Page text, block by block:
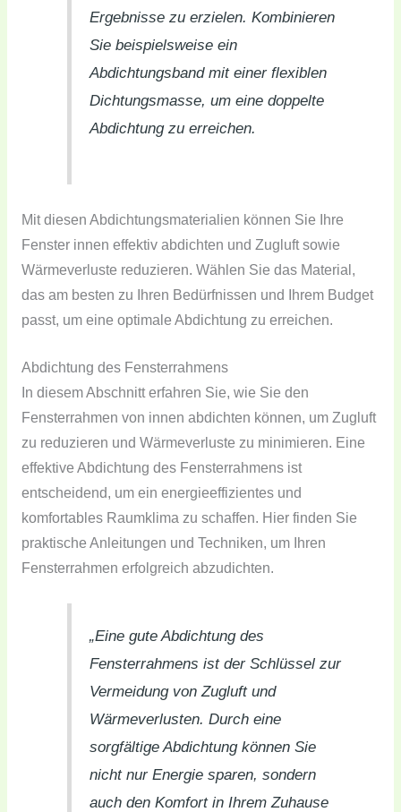
Ergebnisse zu erzielen. Kombinieren
Sie beispielsweise ein
Abdichtungsband mit einer flexiblen
Dichtungsmasse, um eine doppelte
Abdichtung zu erreichen.
Mit diesen Abdichtungsmaterialien können Sie Ihre
Fenster innen effektiv abdichten und Zugluft sowie
Wärmeverluste reduzieren. Wählen Sie das Material,
das am besten zu Ihren Bedürfnissen und Ihrem Budget
passt, um eine optimale Abdichtung zu erreichen.
Abdichtung des Fensterrahmens
In diesem Abschnitt erfahren Sie, wie Sie den
Fensterrahmen von innen abdichten können, um Zugluft
zu reduzieren und Wärmeverluste zu minimieren. Eine
effektive Abdichtung des Fensterrahmens ist
entscheidend, um ein energieeffizientes und
komfortables Raumklima zu schaffen. Hier finden Sie
praktische Anleitungen und Techniken, um Ihren
Fensterrahmen erfolgreich abzudichten.
„Eine gute Abdichtung des
Fensterrahmens ist der Schlüssel zur
Vermeidung von Zugluft und
Wärmeverlusten. Durch eine
sorgfältige Abdichtung können Sie
nicht nur Energie sparen, sondern
auch den Komfort in Ihrem Zuhause